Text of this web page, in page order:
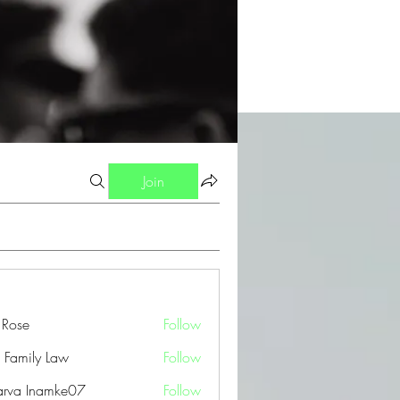
Join
Follow
Family Law
Follow
Inamke07
Follow